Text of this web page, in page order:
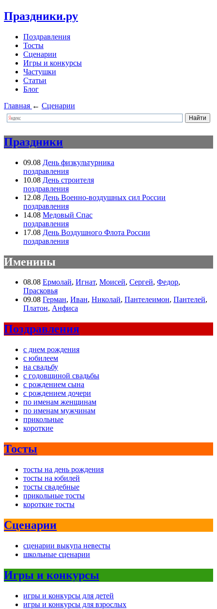
Праздники.ру
Поздравления
Тосты
Сценарии
Игры и конкурсы
Частушки
Статьи
Блог
Главная ← Сценарии
Праздники
09.08 День физкультурника
поздравления
10.08 День строителя
поздравления
12.08 День Военно-воздушных сил России
поздравления
14.08 Медовый Спас
поздравления
17.08 День Воздушного Флота России
поздравления
Именины
08.08 Ермолай, Игнат, Моисей, Сергей, Федор,
Прасковья
09.08 Герман, Иван, Николай, Пантелеимон, Пантелей,
Платон, Анфиса
Поздравления
с днем рождения
с юбилеем
на свадьбу
с годовщиной свадьбы
с рождением сына
с рождением дочери
по именам женщинам
по именам мужчинам
прикольные
короткие
Тосты
тосты на день рождения
тосты на юбилей
тосты свадебные
прикольные тосты
короткие тосты
Сценарии
сценарии выкупа невесты
школьные сценарии
Игры и конкурсы
игры и конкурсы для детей
игры и конкурсы для взрослых